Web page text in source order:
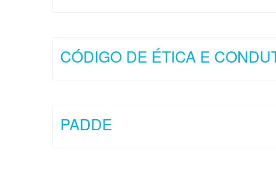
CÓDIGO DE ÉTICA E
PADDE